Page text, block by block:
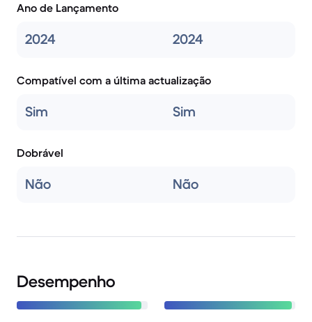
Ano de Lançamento
2024 2024
Compatível com a última actualização
Sim Sim
Dobrável
Não Não
Desempenho